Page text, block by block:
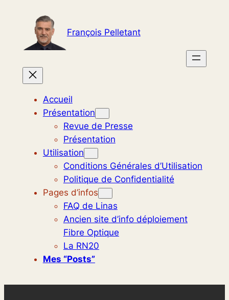
contenu
François Pelletant
Accueil
Présentation
Revue de Presse
Présentation
Utilisation
Conditions Générales d’Utilisation
Politique de Confidentialité
Pages d’infos
FAQ de Linas
Ancien site d’info déploiement
Fibre Optique
La RN20
Mes “posts”